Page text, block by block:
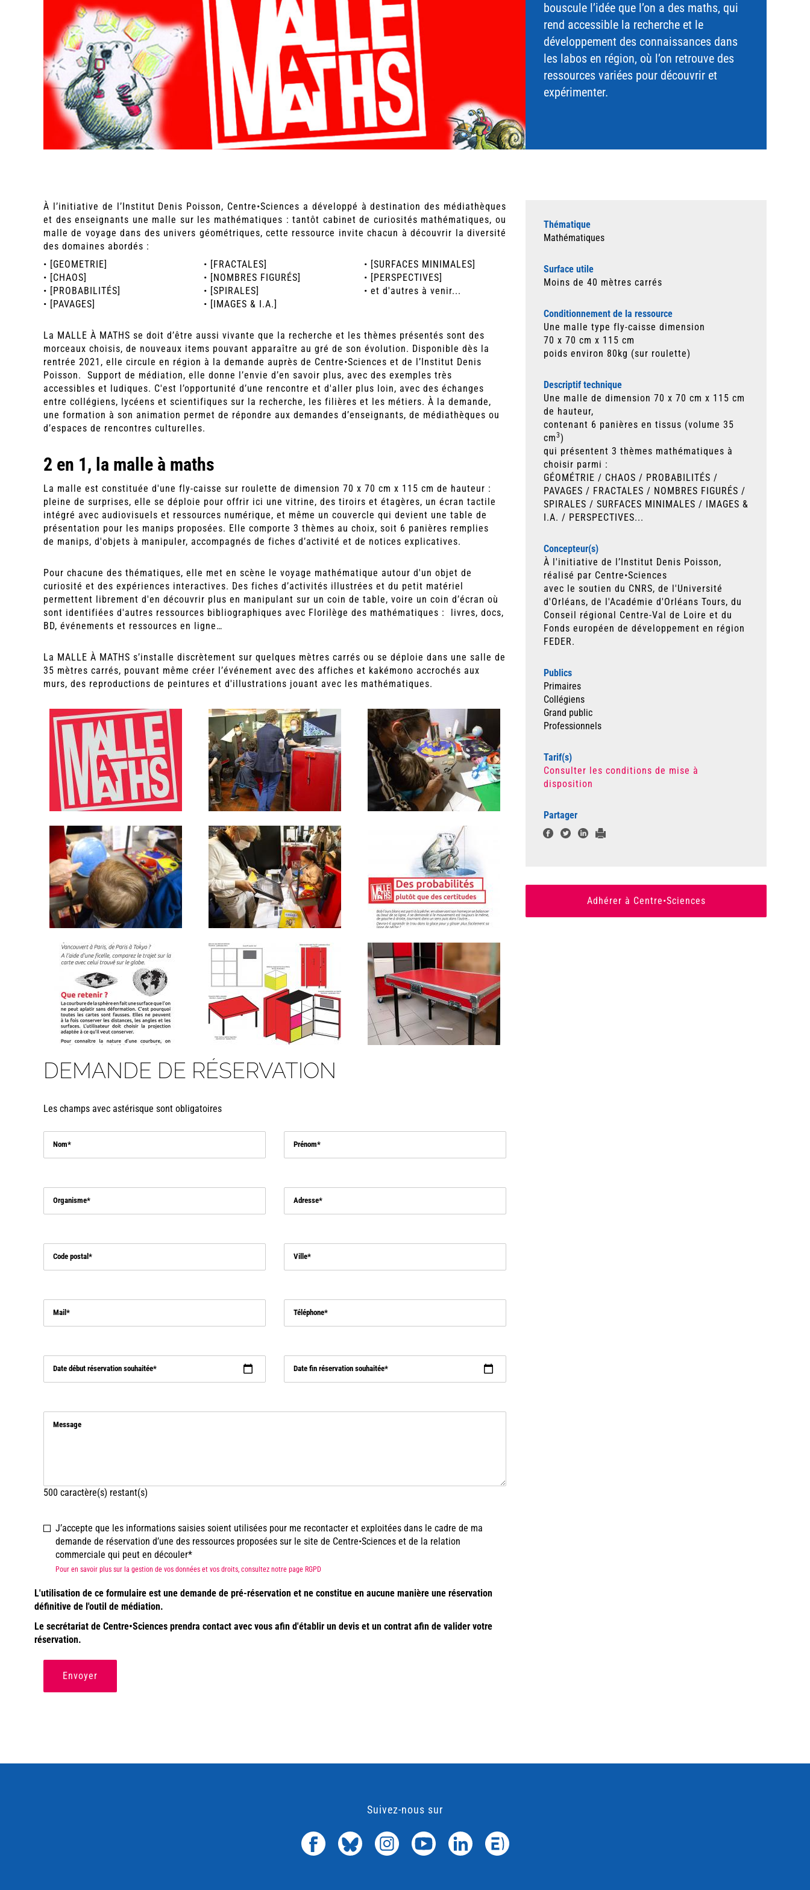
bouscule l’idée que l’on a des maths, qui
rend accessible la recherche et le
développement des connaissances dans
les labos en région, où l’on retrouve des
ressources variées pour découvrir et
expérimenter.
À l’initiative de l’Institut Denis Poisson, Centre•Sciences a développé à destination des médiathèques
et des enseignants une malle sur les mathématiques : tantôt cabinet de curiosités mathématiques, ou
malle de voyage dans des univers géométriques, cette ressource invite chacun à découvrir la diversité
des domaines abordés :
• [GEOMETRIE]
• [CHAOS]
• [PROBABILITÉS]
• [PAVAGES]
• [FRACTALES]
• [NOMBRES FIGURÉS]
• [SPIRALES]
• [IMAGES & I.A.]
• [SURFACES MINIMALES]
• [PERSPECTIVES]
• et d'autres à venir...
La MALLE À MATHS se doit d’être aussi vivante que la recherche et les thèmes présentés sont des
morceaux choisis, de nouveaux items pouvant apparaître au gré de son évolution. Disponible dès la
rentrée 2021, elle circule en région à la demande auprès de Centre•Sciences et de l’Institut Denis
Poisson. Support de médiation, elle donne l’envie d’en savoir plus, avec des exemples très
accessibles et ludiques. C'est l’opportunité d’une rencontre et d'aller plus loin, avec des échanges
entre collégiens, lycéens et scientifiques sur la recherche, les filières et les métiers. À la demande,
une formation à son animation permet de répondre aux demandes d’enseignants, de médiathèques ou
d’espaces de rencontres culturelles.
2 en 1, la malle à maths
La malle est constituée d'une fly-caisse sur roulette de dimension 70 x 70 cm x 115 cm de hauteur :
pleine de surprises, elle se déploie pour offrir ici une vitrine, des tiroirs et étagères, un écran tactile
intégré avec audiovisuels et ressources numérique, et même un couvercle qui devient une table de
présentation pour les manips proposées. Elle comporte 3 thèmes au choix, soit 6 panières remplies
de manips, d'objets à manipuler, accompagnés de fiches d’activité et de notices explicatives.
Pour chacune des thématiques, elle met en scène le voyage mathématique autour d'un objet de
curiosité et des expériences interactives. Des fiches d’activités illustrées et du petit matériel
permettent librement d'en découvrir plus en manipulant sur un coin de table, voire un coin d’écran où
sont identifiées d'autres ressources bibliographiques avec Florilège des mathématiques : livres, docs,
BD, événements et ressources en ligne…
La MALLE À MATHS s’installe discrètement sur quelques mètres carrés ou se déploie dans une salle de
35 mètres carrés, pouvant même créer l’événement avec des affiches et kakémono accrochés aux
murs, des reproductions de peintures et d'illustrations jouant avec les mathématiques.
DEMANDE DE RÉSERVATION
Les champs avec astérisque sont obligatoires
Nom Prénom
Organisme Adresse
Code postal Ville
Mail Téléphone
Date début réservation souhaitée Date fin réservation souhaitée
Message
500 caractère(s) restant(s)
J’accepte que les informations saisies soient utilisées pour me recontacter et exploitées dans le cadre de ma
demande de réservation d’une des ressources proposées sur le site de Centre•Sciences et de la relation
commerciale qui peut en découler
Pour en savoir plus sur la gestion de vos données et vos droits, consultez notre page RGPD
L'utilisation de ce formulaire est une demande de pré-réservation et ne constitue en aucune manière une réservation
définitive de l'outil de médiation.
Le secrétariat de Centre•Sciences prendra contact avec vous afin d'établir un devis et un contrat afin de valider votre
réservation.
Envoyer
Thématique
Mathématiques
Surface utile
Moins de 40 mètres carrés
Conditionnement de la ressource
Une malle type fly-caisse dimension
70 x 70 cm x 115 cm
poids environ 80kg (sur roulette)
Descriptif technique
Une malle de dimension 70 x 70 cm x 115 cm
de hauteur,
contenant 6 panières en tissus (volume 35
cm3)
qui présentent 3 thèmes mathématiques à
choisir parmi :
GÉOMÉTRIE / CHAOS / PROBABILITÉS /
PAVAGES / FRACTALES / NOMBRES FIGURÉS /
SPIRALES / SURFACES MINIMALES / IMAGES &
I.A. / PERSPECTIVES...
Concepteur(s)
À l'initiative de l’Institut Denis Poisson,
réalisé par Centre•Sciences
avec le soutien du CNRS, de l'Université
d'Orléans, de l'Académie d'Orléans Tours, du
Conseil régional Centre-Val de Loire et du
Fonds européen de développement en région
FEDER.
Publics
Primaires
Collégiens
Grand public
Professionnels
Tarif(s)
Consulter les conditions de mise à
disposition
Partager
Adhérer à Centre•Sciences
Suivez-nous sur